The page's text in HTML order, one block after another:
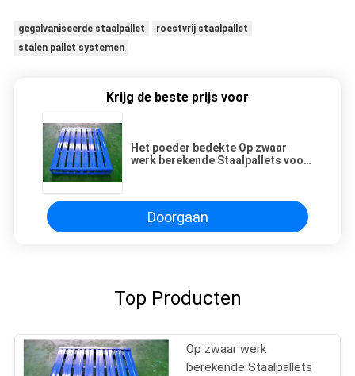
gegalvaniseerde staalpallet
roestvrij staalpallet
stalen pallet systemen
Krijg de beste prijs voor
Het poeder bedekte Op zwaar
werk berekende Staalpallets voor
Doorgaan
Top Producten
Op zwaar werk
berekende Staalpallets